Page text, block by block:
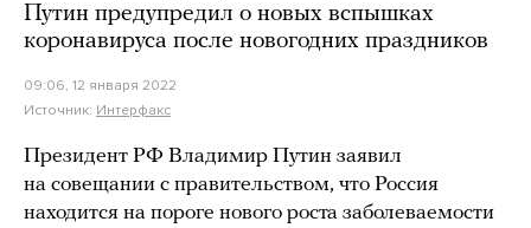
Путин предупредил о новых вспышках
коронавируса после новогодних праздников
09:06, 12 января 2022
Источник: Интерфакс
Президент РФ Владимир Путин заявил
на совещании с правительством, что Россия
находится на пороге нового роста заболеваемости